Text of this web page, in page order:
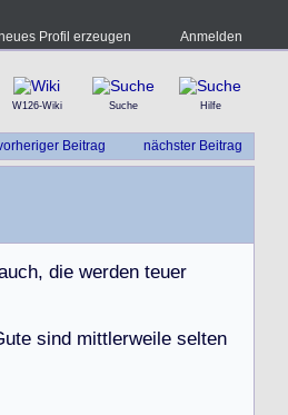
Profil erzeugen Anmelden
W126-Wiki Suche Hilfe
Beitrag nächster Beitrag
uch, die werden teuer
ute sind mittlerweile selten